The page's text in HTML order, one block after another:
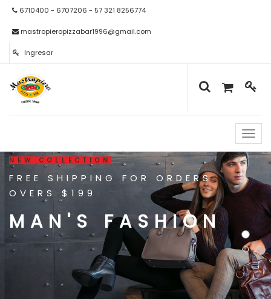
6710400 - 6707206 - 57 321 8256774
mastropieropizzabar1996@gmail.com
Ingresar
de
NEW COLLECTION
FREE SHIPPING FOR ORDERS
OVERS $199
WOMAN'S
FASHION